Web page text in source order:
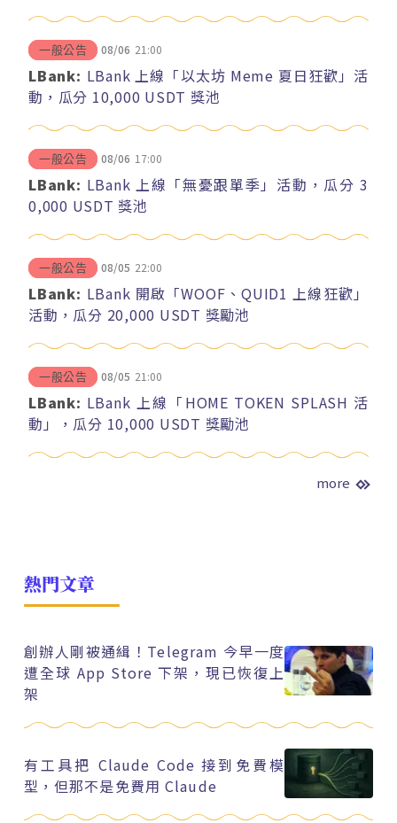
一般公告 08/06 21:00
LBank: LBank 上線「以太坊 Meme 夏日狂歡」活
動，瓜分 10,000 USDT 獎池
一般公告 08/06 17:00
LBank: LBank 上線「無憂跟單季」活動，瓜分 3
0,000 USDT 獎池
一般公告 08/05 22:00
LBank: LBank 開啟「WOOF、QUID1 上線狂歡」
活動，瓜分 20,000 USDT 獎勵池
一般公告 08/05 21:00
LBank: LBank 上線「HOME TOKEN SPLASH 活
動」，瓜分 10,000 USDT 獎勵池
more
熱門文章
創辦人剛被通緝！Telegram 今早一度
遭全球 App Store 下架，現已恢復上
架
有工具把 Claude Code 接到免費模
型，但那不是免費用 Claude